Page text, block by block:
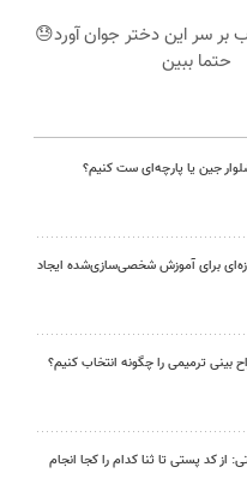
بر سر این دختر جوان آورد😓
حتما ببین
جین یا پارچه‌ای ست کنیم؟
برای آموزش شخصی‌سازی‌شده ایجاد
بینی ترمیمی را چگونه انتخاب کنیم؟
از کد پستی تا ثنا کدام را کجا انجام